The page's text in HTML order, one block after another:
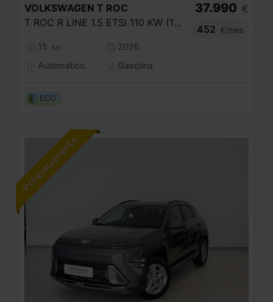
VOLKSWAGEN T ROC
T ROC R LINE 1.5 ETSI 110 KW (150 CV) AUTOMÁTICO DSG 7 VEL.
15 km
2026
Automático
Gasolina
37.990 €
452
€/mes
ECO